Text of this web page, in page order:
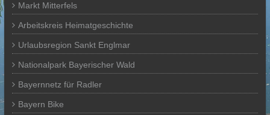
Markt Mitterfels
Arbeitskreis Heimatgeschichte
Urlaubsregion Sankt Englmar
Nationalpark Bayerischer Wald
Bayernnetz für Radler
Bayern Bike